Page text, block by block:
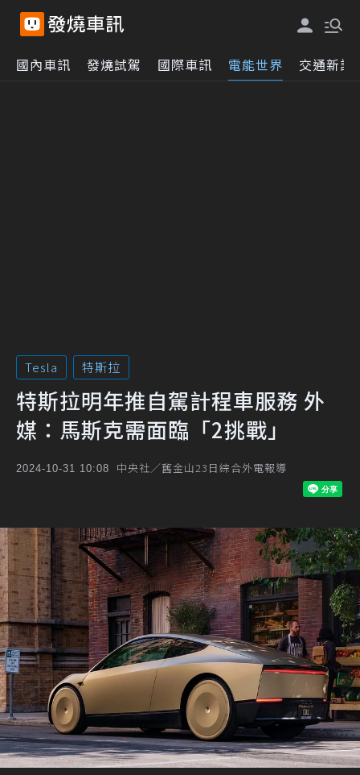
國內車訊 發燒試駕 國際車訊 電能世界 交通新訊
Tesla 特斯拉
特斯拉明年推自駕計程車服務 外
媒：馬斯克需面臨「2挑戰」
2024-10-31 10:08 中央社／舊金山23日綜合外電報導